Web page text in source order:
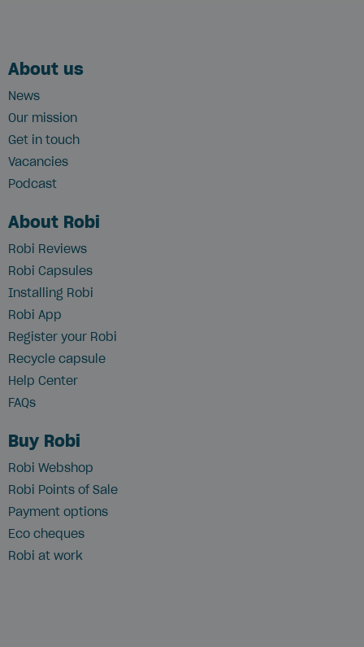
About us
News
Our mission
Get in touch
Vacancies
Podcast
About Robi
Robi Reviews
Robi Capsules
Installing Robi
Robi App
Register your Robi
Recycle capsule
Help Center
FAQs
Buy Robi
Robi Webshop
Robi Points of Sale
Payment options
Eco cheques
Robi at work